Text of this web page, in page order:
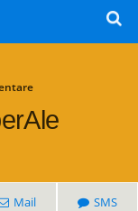
Mail SMS